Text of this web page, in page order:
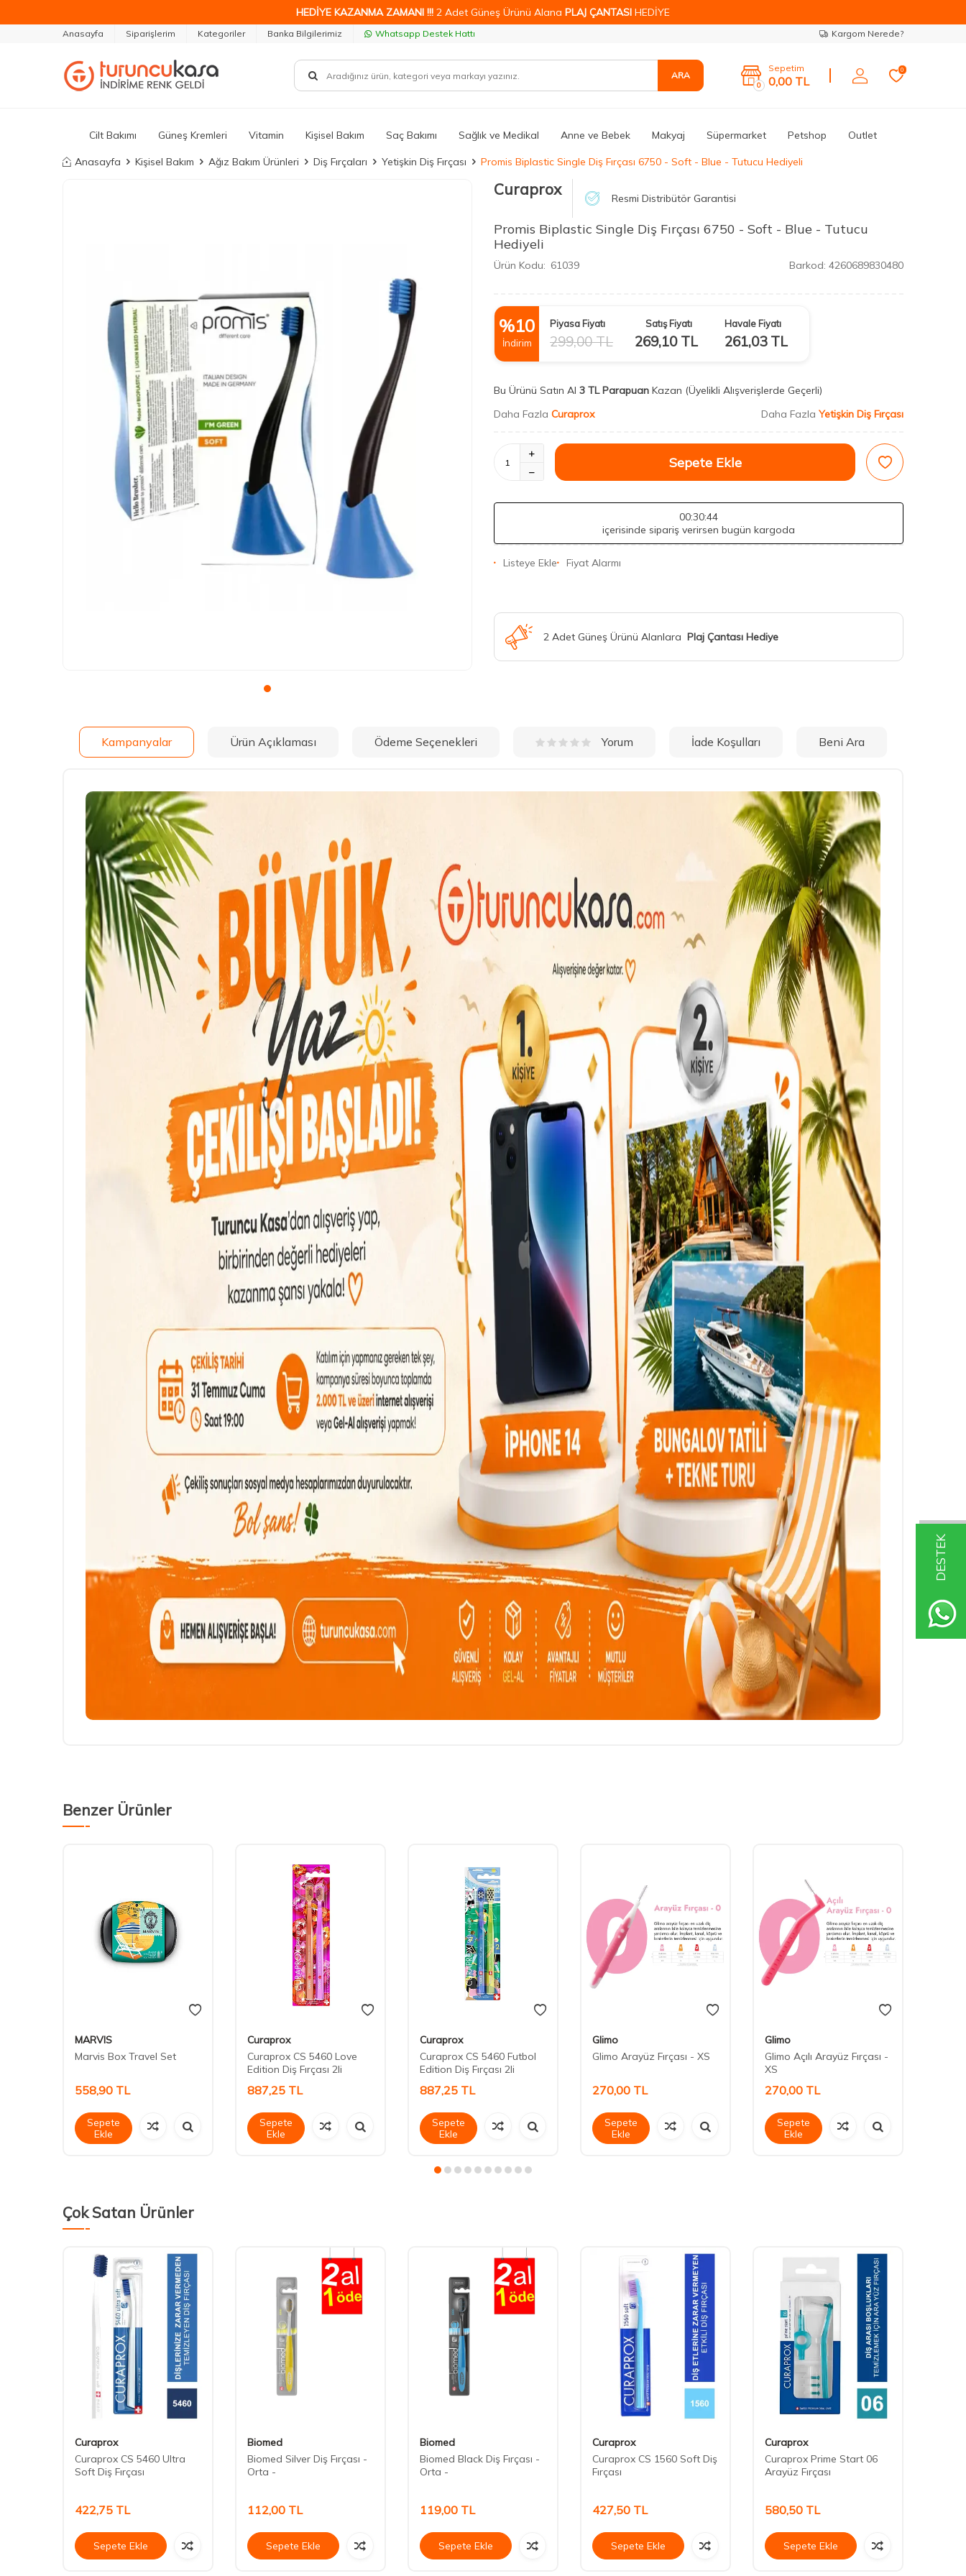
DESTEK
HEDİYE KAZANMA ZAMANI !!! 2 Adet Güneş Ürünü Alana PLAJ ÇANTASI HEDİYE
Anasayfa Siparişlerim Kategoriler Banka Bilgilerimiz Whatsapp Destek Hattı Kargom Nerede?
ARA
0
Sepetim
0,00 TL
0
Cilt Bakımı Güneş Kremleri Vitamin Kişisel Bakım Saç Bakımı Sağlık ve Medikal Anne ve Bebek Makyaj Süpermarket Petshop Outlet
Anasayfa Kişisel Bakım Ağız Bakım Ürünleri Diş Fırçaları Yetişkin Diş Fırçası Promis Biplastic Single Diş Fırçası 6750 - Soft - Blue - Tutucu Hediyeli
Curaprox Resmi Distribütör Garantisi
Promis Biplastic Single Diş Fırçası 6750 - Soft - Blue - Tutucu
Hediyeli
Ürün Kodu: 61039 Barkod: 4260689830480
%10
İndirim
Piyasa Fiyatı
299,00TL
Satış Fiyatı
269,10TL
Havale Fiyatı
261,03TL
Bu Ürünü Satın Al 3 TL Parapuan Kazan (Üyelikli Alışverişlerde Geçerli)
Daha Fazla Curaprox Daha Fazla Yetişkin Diş Fırçası
Sepete Ekle
00:30:42
içerisinde sipariş verirsen bugün kargoda
Listeye Ekle Fiyat Alarmı
2 Adet Güneş Ürünü Alanlara Plaj Çantası Hediye
Kampanyalar Ürün Açıklaması Ödeme Seçenekleri Yorum İade Koşulları Beni Ara
Benzer Ürünler
MARVIS
Marvis Box Travel Set
558,90 TL
Sepete
Ekle
Curaprox
Curaprox CS 5460 Love
Edition Diş Fırçası 2li
887,25 TL
Sepete
Ekle
Curaprox
Curaprox CS 5460 Futbol
Edition Diş Fırçası 2li
887,25 TL
Sepete
Ekle
Glimo
Glimo Arayüz Fırçası - XS
270,00 TL
Sepete
Ekle
Glimo
Glimo Açılı Arayüz Fırçası -
XS
270,00 TL
Sepete
Ekle
Çok Satan Ürünler
Curaprox
Curaprox CS 5460 Ultra
Soft Diş Fırçası
422,75 TL
Sepete Ekle
Biomed
Biomed Silver Diş Fırçası -
Orta -
112,00 TL
Sepete Ekle
Biomed
Biomed Black Diş Fırçası -
Orta -
119,00 TL
Sepete Ekle
Curaprox
Curaprox CS 1560 Soft Diş
Fırçası
427,50 TL
Sepete Ekle
Curaprox
Curaprox Prime Start 06
Arayüz Fırçası
580,50 TL
Sepete Ekle